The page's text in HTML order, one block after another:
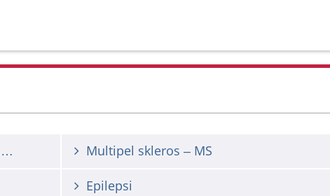
Service och hitta rätt på Länssjukhuset Ryhov Multipel skleros – MS
Epilepsi